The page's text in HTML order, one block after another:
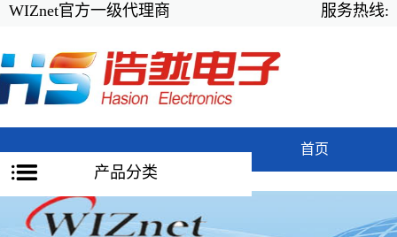
WIZnet官方一级代理商 服务热线:
产品分类
首页